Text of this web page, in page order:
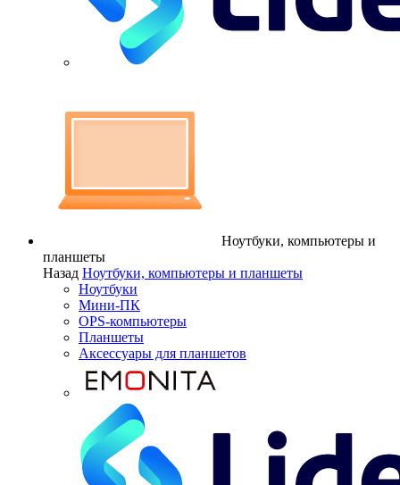
Ноутбуки, компьютеры и
планшеты
Назад Ноутбуки, компьютеры и планшеты
Ноутбуки
Мини-ПК
OPS-компьютеры
Планшеты
Аксессуары для планшетов